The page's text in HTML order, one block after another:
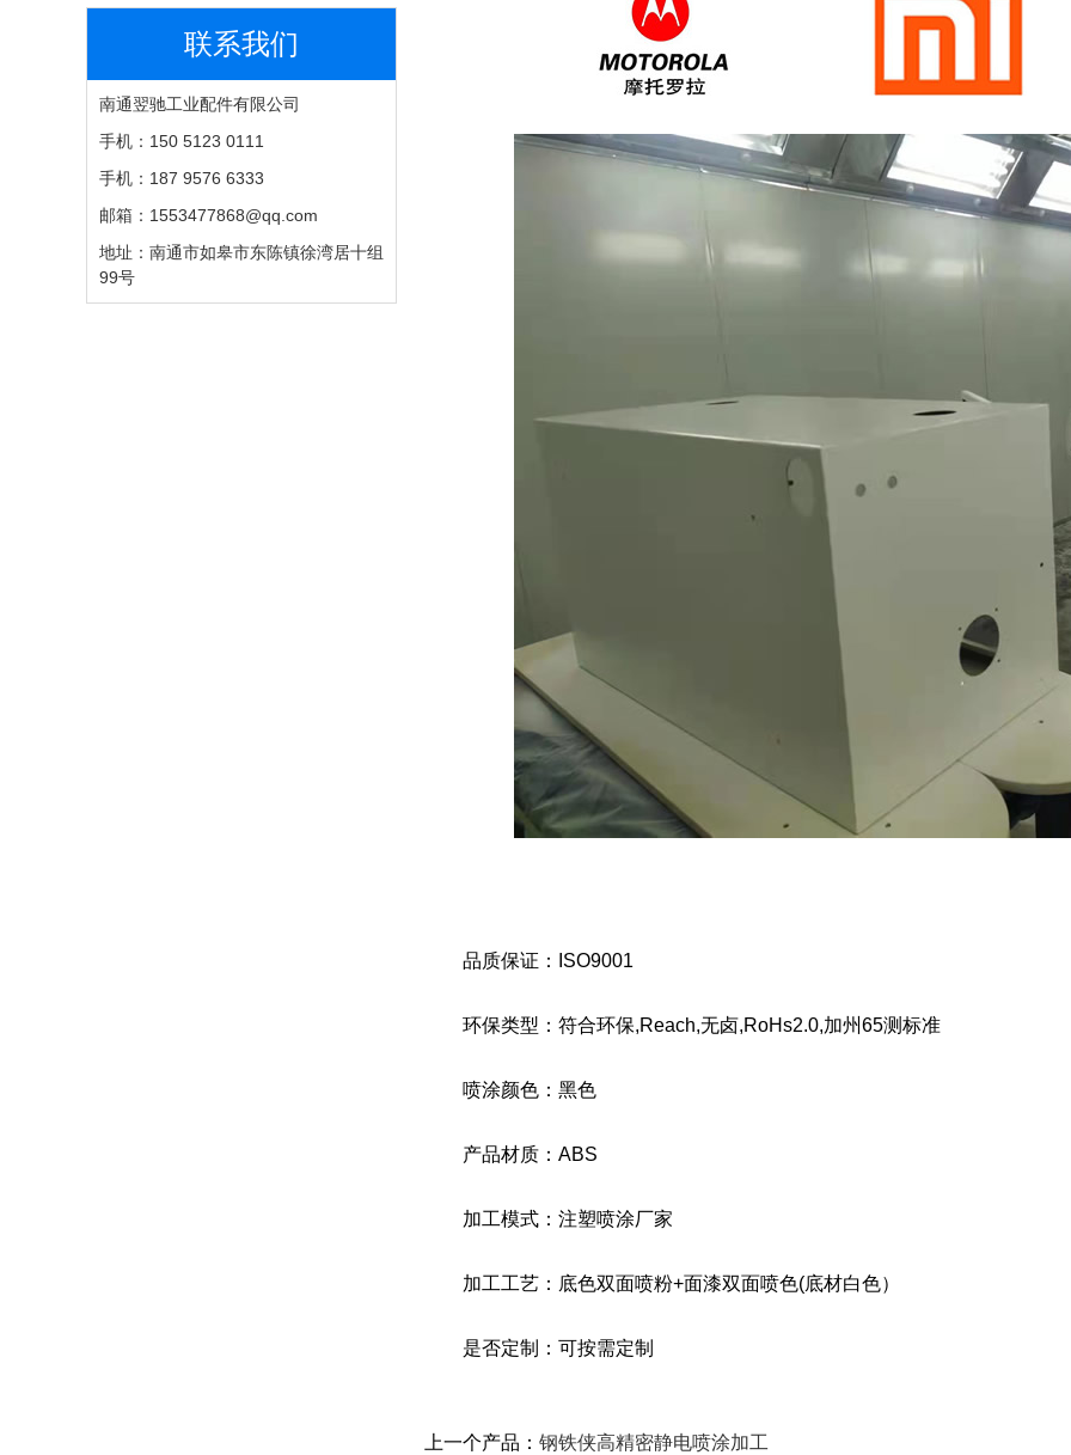
联系我们
南通翌驰工业配件有限公司
手机：150 5123 0111
手机：187 9576 6333
邮箱：1553477868@qq.com
地址：南通市如皋市东陈镇徐湾居十组
99号
品质保证：ISO9001
环保类型：符合环保,Reach,无卤,RoHs2.0,加州65测标准
喷涂颜色：黑色
产品材质：ABS
加工模式：注塑喷涂厂家
加工工艺：底色双面喷粉+面漆双面喷色(底材白色）
是否定制：可按需定制
上一个产品： 钢铁侠高精密静电喷涂加工